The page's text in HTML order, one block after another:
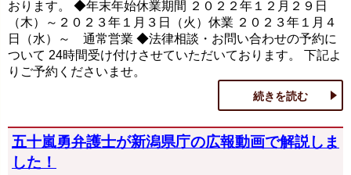
おります。 ◆年末年始休業期間 ２０２２年１２月２９日
（木）～２０２３年１月３日（火）休業 ２０２３年１月４
日（水）～ 通常営業 ◆法律相談・お問い合わせの予約に
ついて 24時間受け付けさせていただいております。 下記よ
りご予約くださいませ。
続きを読む
五十嵐勇弁護士が新潟県庁の広報動画で解説しま
した！